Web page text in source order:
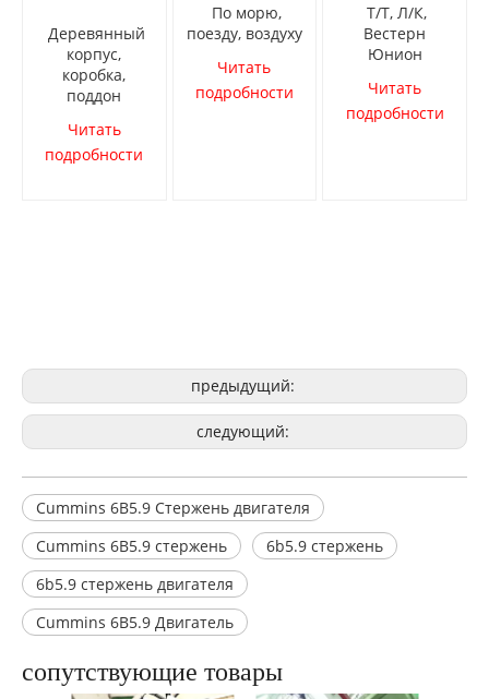
Деревянный
корпус,
коробка,
поддон
Читать
подробности
По морю,
поезду, воздуху
Читать
подробности
Т/Т, Л/К,
Вестерн
Юнион
Читать
подробности
предыдущий:
следующий:
Cummins 6B5.9 Стержень двигателя
Cummins 6B5.9 стержень
6b5.9 стержень
6b5.9 стержень двигателя
Cummins 6B5.9 Двигатель
сопутствующие товары